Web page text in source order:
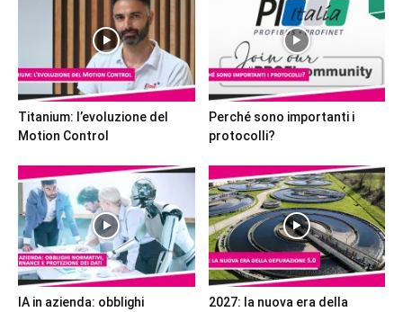
Titanium: l’evoluzione del
Motion Control
Perché sono importanti i
protocolli?
IA in azienda: obblighi
2027: la nuova era della